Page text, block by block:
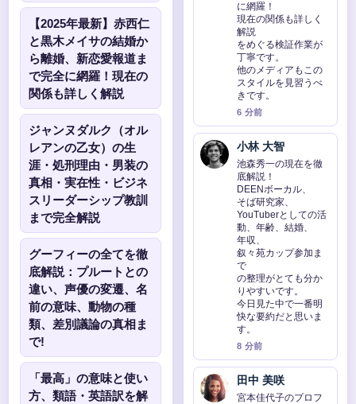
【2025年最新】赤西仁
と黒木メイサの結婚か
ら離婚、新恋愛報道ま
で完全に網羅！現在の
関係も詳しく解説
ジャンヌダルク（オル
レアンの乙女）の生
涯・処刑理由・男装の
真相・実在性・ビジネ
スリーダーシップ教訓
まで完全解説
グーフィーの全てを徹
底解説：プルートとの
違い、声優の変遷、名
前の意味、動物の種
類、差別議論の真相ま
で!
「最高」の意味と使い
方、類語・英語訳を解
に網羅！
現在の関係も詳しく
解説
をめぐる検証作業が
丁寧です。
他のメディアもこの
スタイルを見習うべ
きです。
6 分前
小林 大智
池森秀一の現在を徹
底解説！
DEENボーカル、
そば研究家、
YouTuberとしての活
動、年齢、結婚、
年収、
叙々苑カップ参加ま
で
の整理がとても分か
りやすいです。
今日見た中で一番明
快な要約だと思いま
す。
8 分前
田中 美咲
宮本佳代子のプロフ